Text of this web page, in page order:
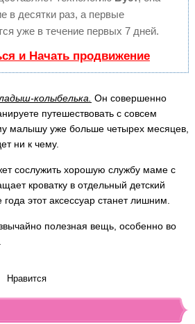
в десятки раз, а первые
уже в течение первых 7 дней.
и Начать продвижение
колыбелька. Он совершенно
путешествовать с совсем
малышу уже больше четырех месяцев,
ни к чему.
сослужить хорошую службу маме с
кроватку в отдельный детский
года этот аксессуар станет лишним.
полезная вещь, особенно во
Нравится